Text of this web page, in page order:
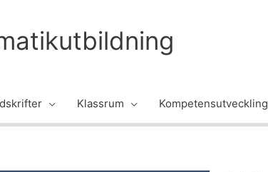
Klassrum Kompetensutveckling